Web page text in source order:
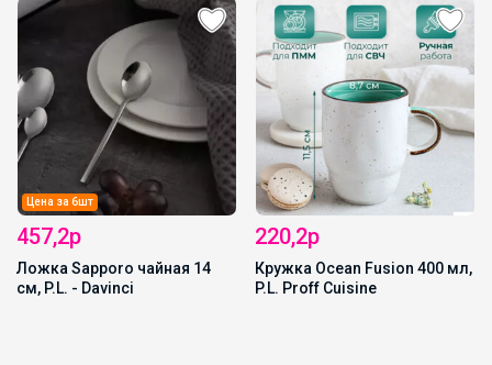
Цена за 6шт
457,2р
Ложка Sapporo чайная 14
см, P.L. - Davinci
220,2р
Кружка Ocean Fusion 400 мл,
P.L. Proff Cuisine